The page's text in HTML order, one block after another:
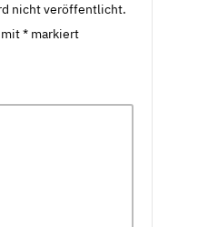
nicht veröffentlicht.
* markiert